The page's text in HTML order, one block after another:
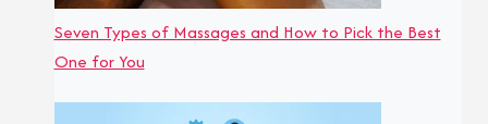
Seven Types of Massages and How to Pick the Best
One for You